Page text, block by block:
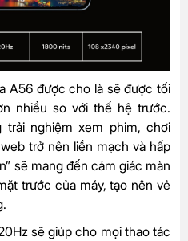
A56 được cho là sẽ được tối
nhiều so với thế hệ trước.
nghiệm xem phim, chơi
trở nên liền mạch và hấp
sẽ mang đến cảm giác màn
trước của máy, tạo nên vẻ
sẽ giúp cho mọi thao tác